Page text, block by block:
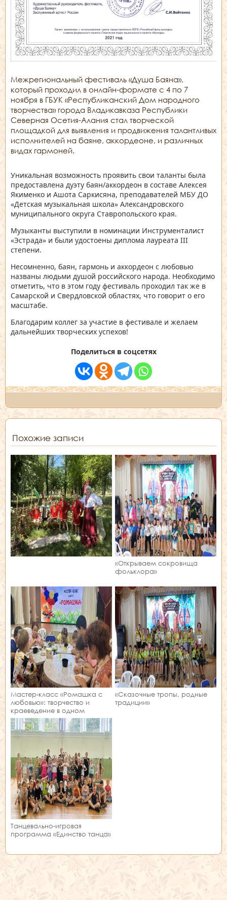
Межрегиональный фестиваль «Душа Баяна»,
который проходил в онлайн-формате с 4 по 7
ноября в ГБУК «Республиканский Дом народного
творчества» города Владикавказа Республики
Северная Осетия-Алания стал творческой
площадкой для выявления и продвижения талантливых
исполнителей на баяне, аккордеоне, и различных
видах гармоней.
Уникальная возможность проявить свои таланты была
предоставлена дуэту баян/аккордеон в составе Алексея
Якименко и Ашота Саркисяна, преподавателей МБУ ДО
«Детская музыкальная школа» Александровского
муниципального округа Ставропольского края.
Музыканты выступили в номинации Инструменталист
«Эстрада» и были удостоены диплома лауреата III
степени.
Несомненно, баян, гармонь и аккордеон с любовью
названы людьми душой российского народа. Необходимо
отметить, что в этом году фестиваль проходил так же в
Самарской и Свердловской областях, что говорит о его
масштабе.
Благодарим коллег за участие в фестивале и желаем
дальнейших творческих успехов!
Поделиться в соцсетях
Похожие записи
«Открываем сокровища
фольклора»
Мастер‑класс «Ромашка с
любовью»: творчество и
краеведение в одном
занятии!
«Сказочные тропы, родные
традиции»
Танцевально-игровая
программа «Единство танца»